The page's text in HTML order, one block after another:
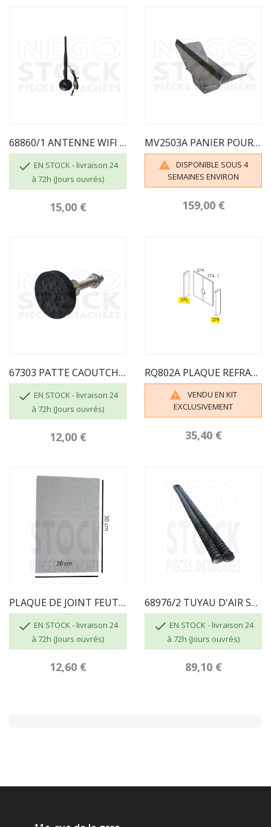
68860/1 ANTENNE WIFI 2016
 EN STOCK - livraison 24
à 72h (Jours ouvrés)
15,00 €
MV2503A PANIER POUR NOYAU D'OLIVE ECOFOREST

DISPONIBLE SOUS 4
SEMAINES ENVIRON
159,00 €
67303 PATTE CAOUTCHOUC ECOFOREST 50MM
 EN STOCK - livraison 24
à 72h (Jours ouvrés)
12,00 €
RQ802A PLAQUE REFRACTAIRE COTÉ LYON ECOFOREST

VENDU EN KIT
EXCLUSIVEMENT
35,40 €
PLAQUE DE JOINT FEUTRE TRAPPE 200 X 300 Mm...
 EN STOCK - livraison 24
à 72h (Jours ouvrés)
12,60 €
68976/2 TUYAU D'AIR SECONDAIRE ECOFOREST
 EN STOCK - livraison 24
à 72h (Jours ouvrés)
89,10 €